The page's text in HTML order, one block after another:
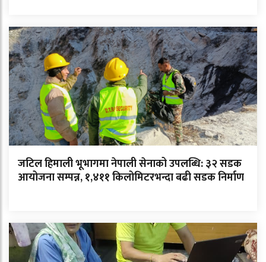
जटिल हिमाली भूभागमा नेपाली सेनाको उपलब्धि: ३२ सडक
आयोजना सम्पन्न, १,४११ किलोमिटरभन्दा बढी सडक निर्माण